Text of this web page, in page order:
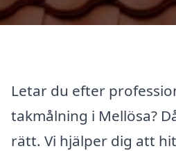
Letar du efter
takmålning i Mellösa?
rätt. Vi hjälper dig att